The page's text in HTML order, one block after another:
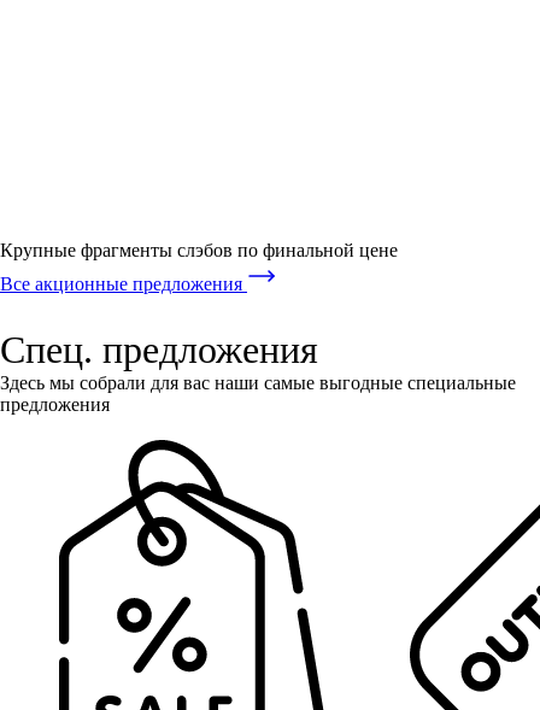
Крупные фрагменты слэбов по финальной цене
Все акционные предложения
Спец. предложения
Здесь мы собрали для вас наши самые выгодные специальные
предложения